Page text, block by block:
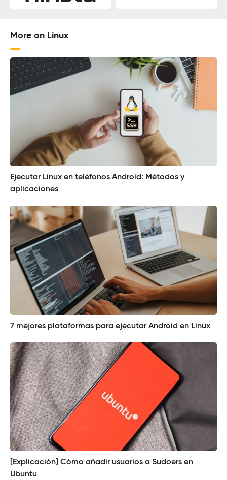
More on Linux
Ejecutar Linux en teléfonos Android: Métodos y
aplicaciones
7 mejores plataformas para ejecutar Android en Linux
[Explicación] Cómo añadir usuarios a Sudoers en
Ubuntu